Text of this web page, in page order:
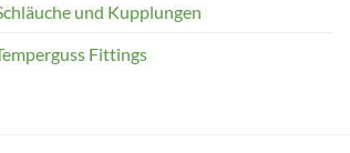
und Kupplungen
Fittings